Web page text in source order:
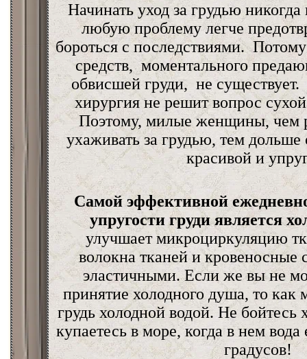
Начинать уход за грудью
любую проблему легче
бороться с последствиями.
средств, моментального
обвисшей груди, не
хирургия не решит вопрос
Поэтому, милые женщины, чем
ухаживать за грудью, тем дольше
красивой и
Самой эффективной
упругости груди является
улучшает микроциркуляцию
волокна тканей и кровеносные
эластичными. Если же вы не
принятие холодного душа, то
грудь холодной водой. Не
купаетесь в море, когда в нем вода
градусов!